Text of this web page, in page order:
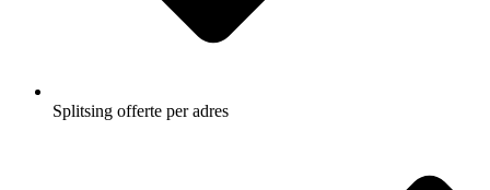
Splitsing offerte per adres